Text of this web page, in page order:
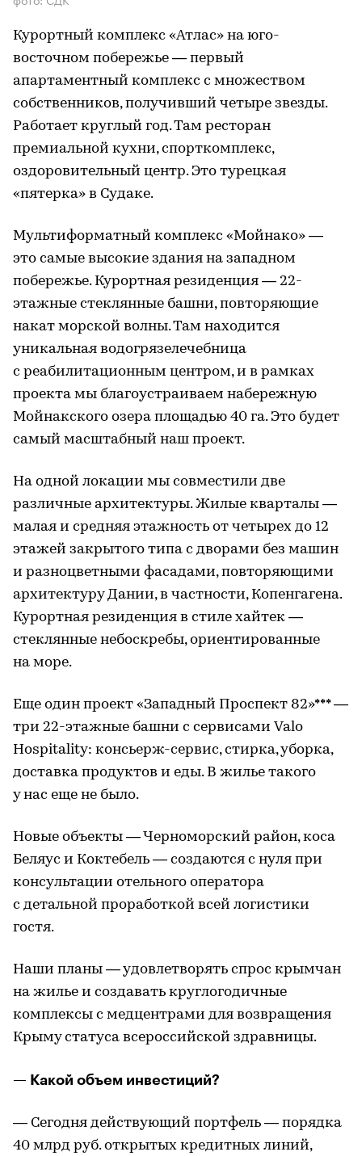
Курортный комплекс «Атлас» на юго-
восточном побережье — первый
апартаментный комплекс с множеством
собственников, получивший четыре звезды.
Работает круглый год. Там ресторан
премиальной кухни, спорткомплекс,
оздоровительный центр. Это турецкая
«пятерка» в Судаке.
Мультиформатный комплекс «Мойнако» —
это самые высокие здания на западном
побережье. Курортная резиденция — 22-
этажные стеклянные башни, повторяющие
накат морской волны. Там находится
уникальная водогрязелечебница
с реабилитационным центром, и в рамках
проекта мы благоустраиваем набережную
Мойнакского озера площадью 40 га. Это будет
самый масштабный наш проект.
На одной локации мы совместили две
различные архитектуры. Жилые кварталы —
малая и средняя этажность от четырех до 12
этажей закрытого типа с дворами без машин
и разноцветными фасадами, повторяющими
архитектуру Дании, в частности, Копенгагена.
Курортная резиденция в стиле хайтек —
стеклянные небоскребы, ориентированные
на море.
Еще один проект «Западный Проспект 82»*** —
три 22-этажные башни с сервисами Valo
Hospitality: консьерж-сервис, стирка, уборка,
доставка продуктов и еды. В жилье такого
у нас еще не было.
Новые объекты — Черноморский район, коса
Беляус и Коктебель — создаются с нуля при
консультации отельного оператора
с детальной проработкой всей логистики
гостя.
Наши планы — удовлетворять спрос крымчан
на жилье и создавать круглогодичные
комплексы с медцентрами для возвращения
Крыму статуса всероссийской здравницы.
— Какой объем инвестиций?
— Сегодня действующий портфель — порядка
40 млрд руб. открытых кредитных линий,